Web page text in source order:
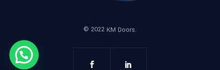
© 2022 KM Doors.